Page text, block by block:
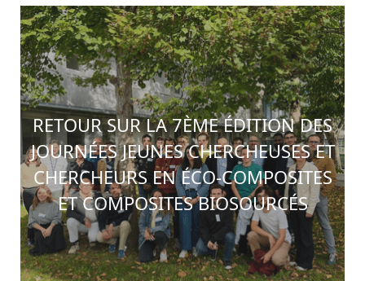
RETOUR SUR LA 7ÈME ÉDITION DES
JOURNÉES JEUNES CHERCHEUSES ET
CHERCHEURS EN ÉCO-COMPOSITES
ET COMPOSITES BIOSOURCÉS